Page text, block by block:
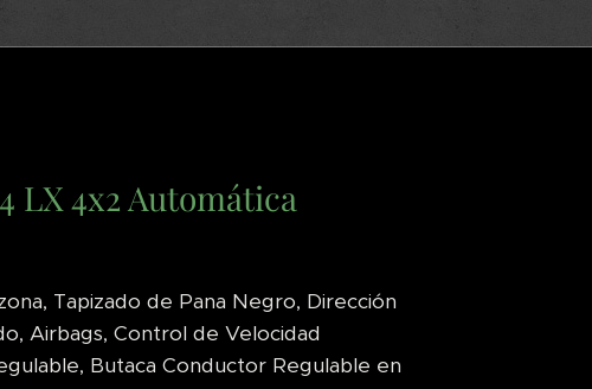
LX 4x2 Automática
Tapizado de Pana Negro, Dirección
Airbags, Control de Velocidad
Butaca Conductor Regulable en